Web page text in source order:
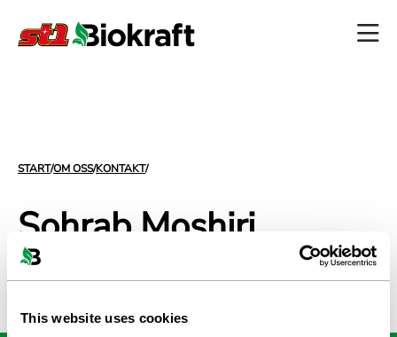
This website uses cookies
START/OM OSS/KONTAKT/
Sohrab Moshiri
HEAD OF SALES